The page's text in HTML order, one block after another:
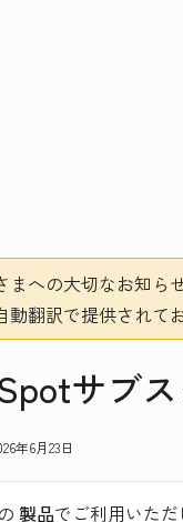
まへの大切なお知ら
動翻訳で提供されて
サブ
年6月23日
製品でご利用いた